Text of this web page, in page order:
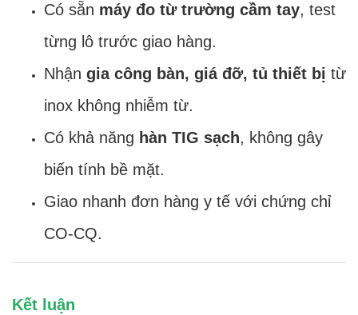
Có sẵn máy đo từ trường cầm tay, test
từng lô trước giao hàng.
Nhận gia công bàn, giá đỡ, tủ thiết bị từ
inox không nhiễm từ.
Có khả năng hàn TIG sạch, không gây
biến tính bề mặt.
Giao nhanh đơn hàng y tế với chứng chỉ
CO-CQ.
Kết luận